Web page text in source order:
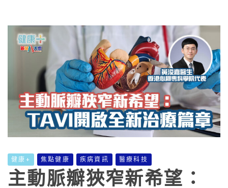
健康+ 焦點健康 疾病資訊 醫療科技
主動脈瓣狹窄新希望：